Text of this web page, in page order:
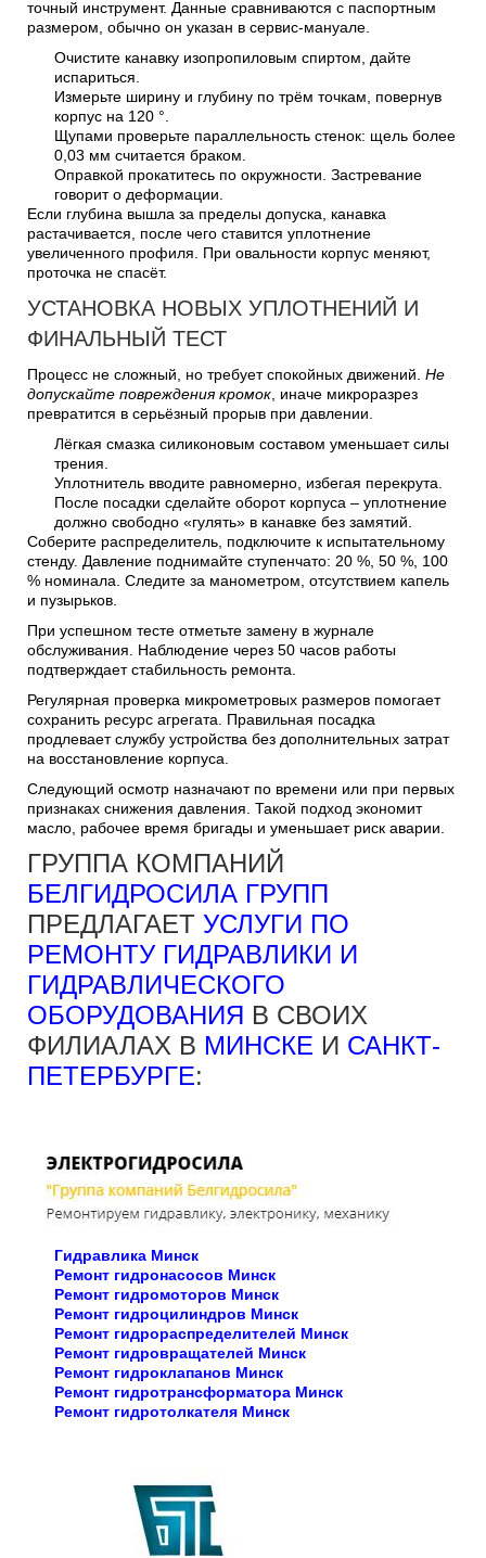
точный инструмент. Данные сравниваются с паспортным
размером, обычно он указан в сервис-мануале.
Очистите канавку изопропиловым спиртом, дайте
испариться.
Измерьте ширину и глубину по трём точкам, повернув
корпус на 120 °.
Щупами проверьте параллельность стенок: щель более
0,03 мм считается браком.
Оправкой прокатитесь по окружности. Застревание
говорит о деформации.
Если глубина вышла за пределы допуска, канавка
растачивается, после чего ставится уплотнение
увеличенного профиля. При овальности корпус меняют,
проточка не спасёт.
УСТАНОВКА НОВЫХ УПЛОТНЕНИЙ И
ФИНАЛЬНЫЙ ТЕСТ
Процесс не сложный, но требует спокойных движений. Не
допускайте повреждения кромок , иначе микроразрез
превратится в серьёзный прорыв при давлении.
Лёгкая смазка силиконовым составом уменьшает силы
трения.
Уплотнитель вводите равномерно, избегая перекрута.
После посадки сделайте оборот корпуса – уплотнение
должно свободно «гулять» в канавке без замятий.
Соберите распределитель, подключите к испытательному
стенду. Давление поднимайте ступенчато: 20 %, 50 %, 100
% номинала. Следите за манометром, отсутствием капель
и пузырьков.
При успешном тесте отметьте замену в журнале
обслуживания. Наблюдение через 50 часов работы
подтверждает стабильность ремонта.
Регулярная проверка микрометровых размеров помогает
сохранить ресурс агрегата. Правильная посадка
продлевает службу устройства без дополнительных затрат
на восстановление корпуса.
Следующий осмотр назначают по времени или при первых
признаках снижения давления. Такой подход экономит
масло, рабочее время бригады и уменьшает риск аварии.
ГРУППА КОМПАНИЙ
БЕЛГИДРОСИЛА ГРУПП
ПРЕДЛАГАЕТ УСЛУГИ ПО
РЕМОНТУ ГИДРАВЛИКИ И
ГИДРАВЛИЧЕСКОГО
ОБОРУДОВАНИЯ В СВОИХ
ФИЛИАЛАХ В МИНСКЕ И САНКТ-
ПЕТЕРБУРГЕ:
Гидравлика Минск
Ремонт гидронасосов Минск
Ремонт гидромоторов Минск
Ремонт гидроцилиндров Минск
Ремонт гидрораспределителей Минск
Ремонт гидровращателей Минск
Ремонт гидроклапанов Минск
Ремонт гидротрансформатора Минск
Ремонт гидротолкателя Минск